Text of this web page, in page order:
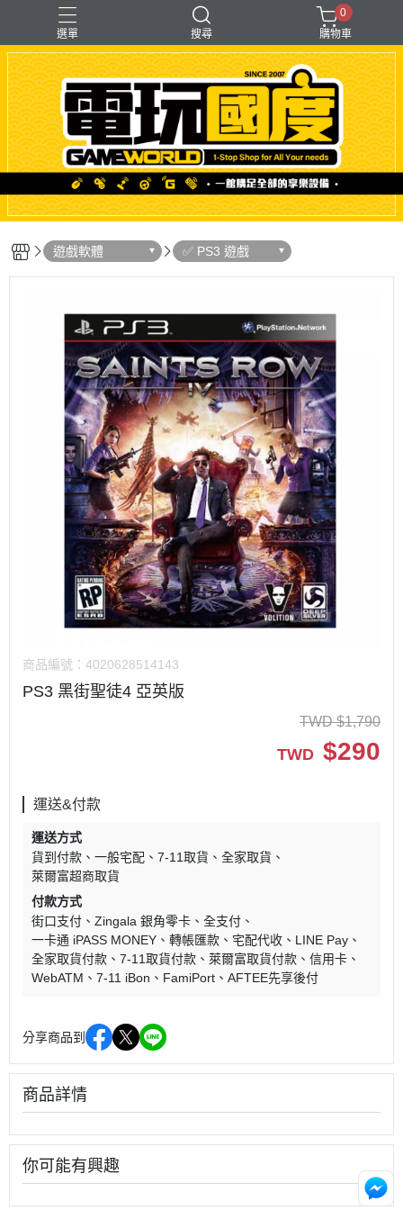
選單 搜尋
「遊戲」多人同樂 【PS＋PC用】賽模
〖直驅式〗基座
F1形式
支架【可收折】
0
購物車
遊戲軟體 ✅ PS3 遊戲
商品編號： 4020628514143
PS3 黑街聖徒4 亞英版
TWD $1,790
TWD $290
運送&付款
運送方式
貨到付款
一般宅配 7-11取貨
全家取貨
萊爾富超商取貨
付款方式
街口支付
Zingala 銀角零卡
全支付
一卡通 iPASS MONEY
轉帳匯款 宅配代收
LINE Pay
全家取貨付款
7-11取貨付款 萊爾富取貨付款
信用卡
WebATM
7-11 iBon FamiPort AFTEE先享後付
分享商品到
商品詳情
你可能有興趣